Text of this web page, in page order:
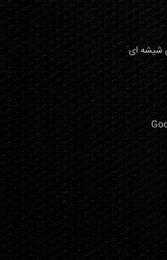
شیشه ای